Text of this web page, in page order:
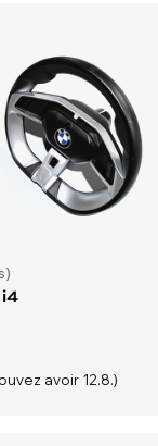
avoir 12.8.)